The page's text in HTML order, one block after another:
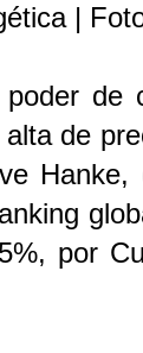
|
de
por